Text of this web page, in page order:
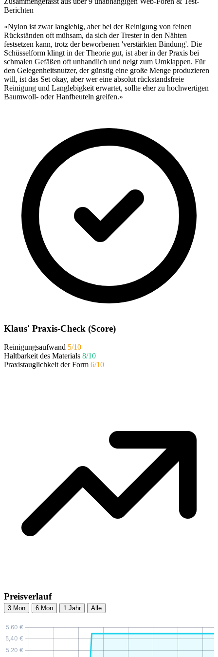
Berichten
«Nylon ist zwar langlebig, aber bei der Reinigung von feinen
Rückständen oft mühsam, da sich der Trester in den Nähten
festsetzen kann, trotz der beworbenen 'verstärkten Bindung'. Die
Schüsselform klingt in der Theorie gut, ist aber in der Praxis bei
schmalen Gefäßen oft unhandlich und neigt zum Umklappen. Für
den Gelegenheitsnutzer, der günstig eine große Menge produzieren
will, ist das Set okay, aber wer eine absolut rückstandsfreie
Reinigung und Langlebigkeit erwartet, sollte eher zu hochwertigen
Baumwoll- oder Hanfbeuteln greifen.»
Klaus' Praxis-Check (Score)
Reinigungsaufwand 5/10
Haltbarkeit des Materials 8/10
Praxistauglichkeit der Form 6/10
Preisverlauf
3 Mon 6 Mon 1 Jahr Alle